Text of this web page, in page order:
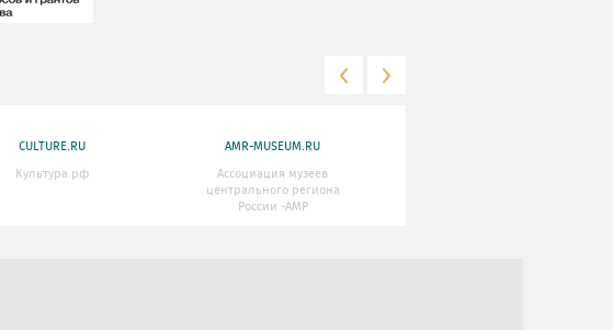
CULTURE.RU
Культура.рф
AMR-MUSEUM.RU
Ассоциация музеев
центрального региона
России -АМР